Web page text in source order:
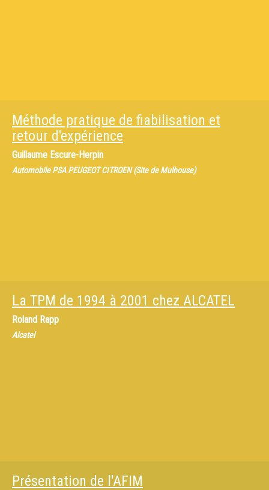
Méthode pratique de fiabilisation et
retour d'expérience
Guillaume Escure-Herpin
Automobile PSA PEUGEOT CITROEN (Site de Mulhouse)
La TPM de 1994 à 2001 chez ALCATEL
Roland Rapp
Alcatel
Présentation de l'AFIM